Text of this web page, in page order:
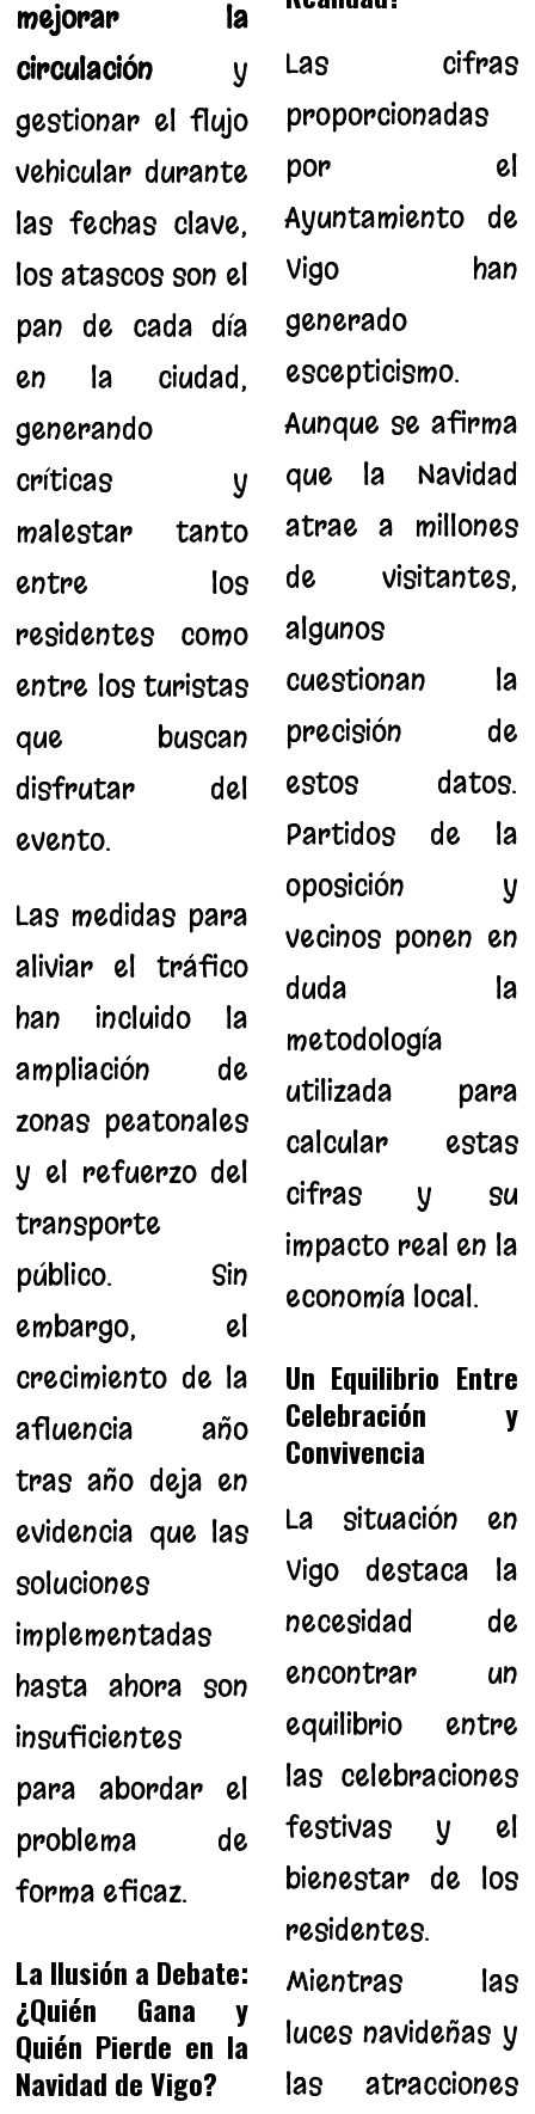
mejorar la
circulación y
gestionar el flujo
vehicular durante
las fechas clave,
los atascos son el
pan de cada día
en la ciudad,
generando
críticas y
malestar tanto
entre los
residentes como
entre los turistas
que buscan
disfrutar del
evento.
Las medidas para
aliviar el tráfico
han incluido la
ampliación de
zonas peatonales
y el refuerzo del
transporte
público. Sin
embargo, el
crecimiento de la
afluencia año
tras año deja en
evidencia que las
soluciones
implementadas
hasta ahora son
insuficientes
para abordar el
problema de
forma eficaz.
La Ilusión a Debate:
¿Quién Gana y
Quién Pierde en la
Navidad de Vigo?
Las cifras
proporcionadas
por el
Ayuntamiento de
Vigo han
generado
escepticismo.
Aunque se afirma
que la Navidad
atrae a millones
de visitantes,
algunos
cuestionan la
precisión de
estos datos.
Partidos de la
oposición y
vecinos ponen en
duda la
metodología
utilizada para
calcular estas
cifras y su
impacto real en la
economía local.
Un Equilibrio Entre
Celebración y
Convivencia
La situación en
Vigo destaca la
necesidad de
encontrar un
equilibrio entre
las celebraciones
festivas y el
bienestar de los
residentes.
Mientras las
luces navideñas y
las atracciones